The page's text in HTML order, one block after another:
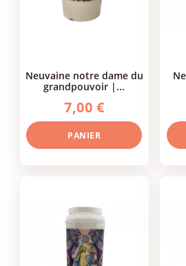
neuvaine notre dame du
grandpouvoir |...
7,00 €
PANIER
neuvaine notre dame